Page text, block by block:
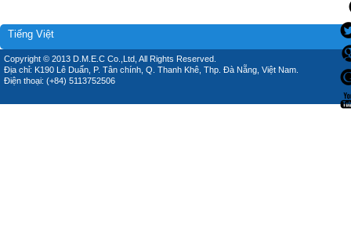
Tiếng Việt
Copyright © 2013 D.M.E.C Co.,Ltd, All Rights Reserved.
Địa chỉ: K190 Lê Duẩn, P. Tân chính, Q. Thanh Khê, Thp. Đà Nẵng, Việt Nam.
Điện thoại: (+84) 5113752506